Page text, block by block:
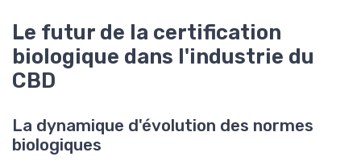
Le futur de la certification
biologique dans l'industrie du
CBD
La dynamique d'évolution des normes
biologiques